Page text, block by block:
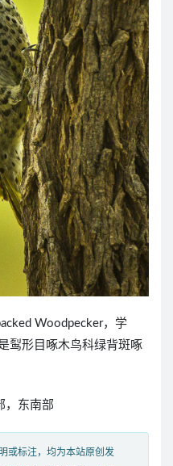
Woodpecker，学
䴕形目啄木鸟科绿背斑啄
，东南部
或标注，均为本站原创发